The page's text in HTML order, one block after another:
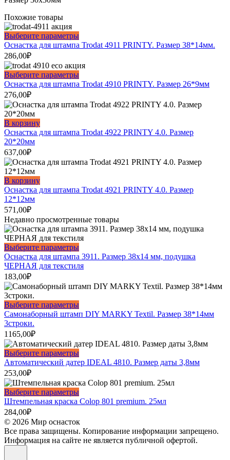
Похожие товары
Выберите параметрыЭтот
товар
несколько
вариаций.
Опции
можно
выбрать
на
товара.
Оснастка для штампа Trodat 4911 PRINTY. Размер 38*14мм.
286,00₽
Выберите параметрыЭтот
товар
несколько
можно
выбрать
странице
товара.
Оснастка для штампа Trodat 4910 PRINTY. Размер 26*9мм
276,00₽
В корзину
Оснастка для штампа Trodat 4922 PRINTY 4.0. Размер
20*20мм
637,00₽
В корзину
Оснастка для штампа Trodat 4921 PRINTY 4.0. Размер
12*12мм
571,00₽
Недавно просмотренные товары
Выберите параметрыЭтот
товар
имеет
вариаций.
можно
выбрать
на
товара.
Оснастка для штампа 3911. Размер 38х14 мм, подушка
ЧЕРНАЯ для текстиля
183,00₽
Выберите параметрыЭтот
товар
вариаций.
Опции
можно
выбрать
странице
товара.
Самонаборный штамп DIY MARKY Textil. Размер 38*14мм
3строки.
1165,00₽
Выберите параметрыЭтот
товар
несколько
вариаций.
Опции
можно
на
странице
товара.
Автоматический датер IDEAL 4810. Размер даты 3,8мм
253,00₽
Выберите параметрыЭтот
товар
несколько
вариаций.
Опции
Штемпельная краска Colop 801 premium. 25мл
284,00₽
© 2026 Мир оснасток
Все права защищены. Копирование информации запрещено.
Информация на сайте не является публичной офертой.